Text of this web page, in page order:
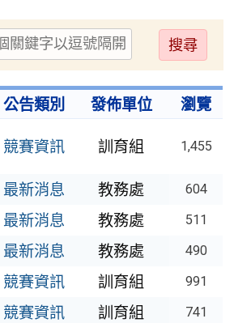
送
出
公告類別 發佈單位 瀏覽
競賽資訊 訓育組 1,455
最新消息 教務處 604
最新消息 教務處 511
最新消息 教務處 490
競賽資訊 訓育組 991
競賽資訊 訓育組 741